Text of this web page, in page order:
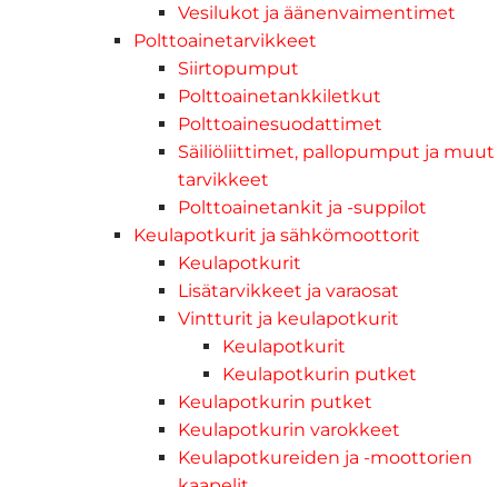
Vesilukot ja äänenvaimentimet
Polttoainetarvikkeet
Siirtopumput
Polttoainetankkiletkut
Polttoainesuodattimet
Säiliöliittimet, pallopumput ja muut
tarvikkeet
Polttoainetankit ja -suppilot
Keulapotkurit ja sähkömoottorit
Keulapotkurit
Lisätarvikkeet ja varaosat
Vintturit ja keulapotkurit
Keulapotkurit
Keulapotkurin putket
Keulapotkurin putket
Keulapotkurin varokkeet
Keulapotkureiden ja -moottorien